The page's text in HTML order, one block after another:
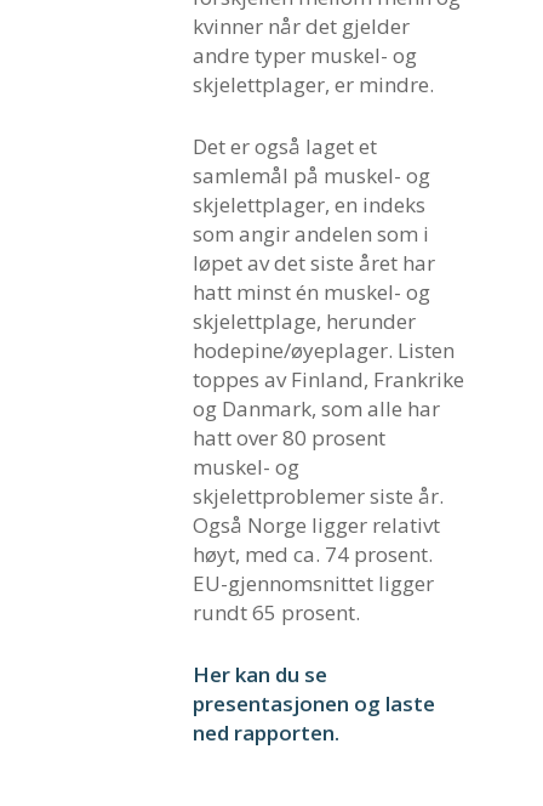
kvinner når det gjelder
andre typer muskel- og
skjelettplager, er mindre.
Det er også laget et
samlemål på muskel- og
skjelettplager, en indeks
som angir andelen som i
løpet av det siste året har
hatt minst én muskel- og
skjelettplage, herunder
hodepine/øyeplager. Listen
toppes av Finland, Frankrike
og Danmark, som alle har
hatt over 80 prosent
muskel- og
skjelettproblemer siste år.
Også Norge ligger relativt
høyt, med ca. 74 prosent.
EU-gjennomsnittet ligger
rundt 65 prosent.
Her kan du se
presentasjonen og laste
ned rapporten.